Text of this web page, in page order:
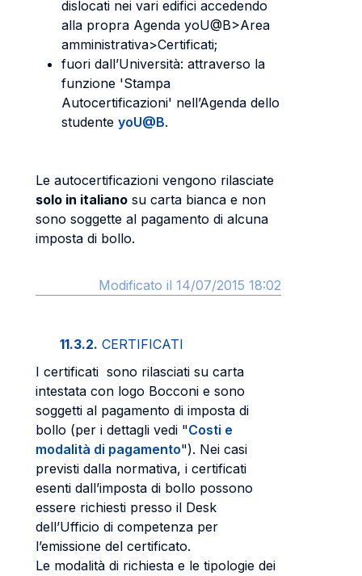
dislocati nei vari edifici accedendo
alla propra Agenda yoU@B>Area
amministrativa>Certificati;
fuori dall’Università: attraverso la
funzione 'Stampa
Autocertificazioni' nell’Agenda dello
studente yoU@B.
Le autocertificazioni vengono rilasciate
solo in italiano su carta bianca e non
sono soggette al pagamento di alcuna
imposta di bollo.
Modificato il 14/07/2015 18:02
11.3.2. CERTIFICATI
I certificati sono rilasciati su carta
intestata con logo Bocconi e sono
soggetti al pagamento di imposta di
bollo (per i dettagli vedi "Costi e
modalità di pagamento"). Nei casi
previsti dalla normativa, i certificati
esenti dall’imposta di bollo possono
essere richiesti presso il Desk
dell’Ufficio di competenza per
l’emissione del certificato.
Le modalità di richiesta e le tipologie dei